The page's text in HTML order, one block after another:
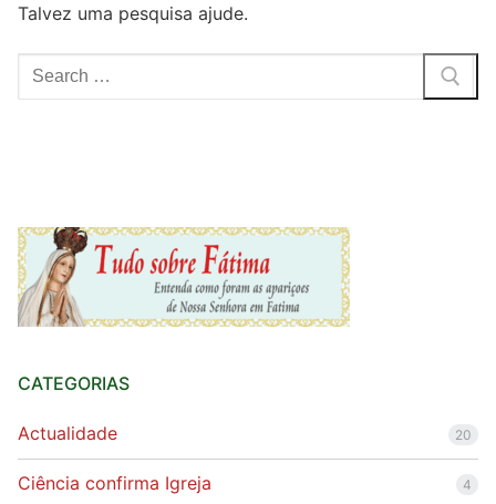
Quem somos nós
Talvez uma pesquisa ajude.
Pesquisar
CATEGORIAS
Actualidade 20
Ciência confirma Igreja 4